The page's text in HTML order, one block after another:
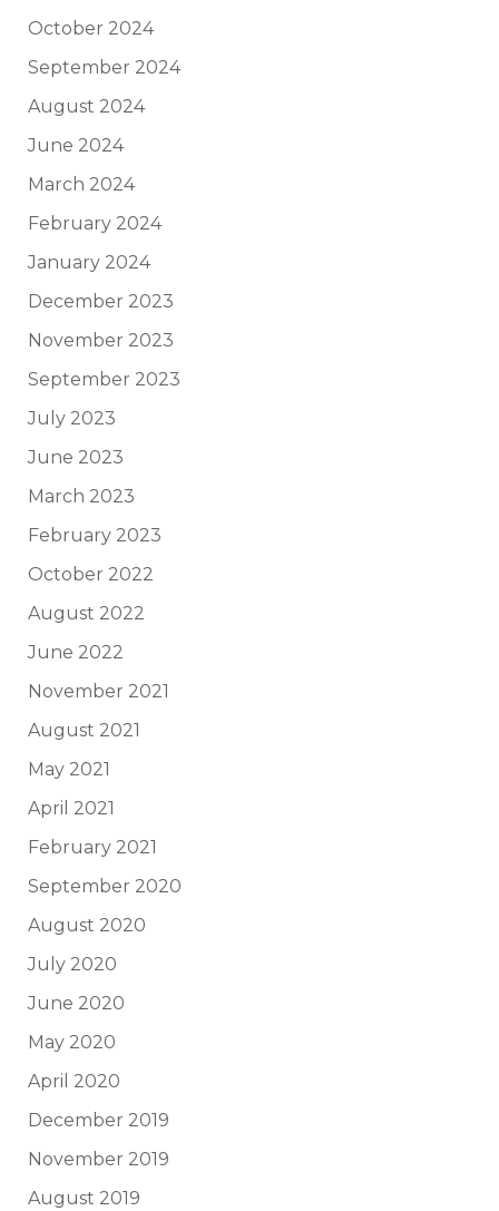
October 2024
September 2024
August 2024
June 2024
March 2024
February 2024
January 2024
December 2023
November 2023
September 2023
July 2023
June 2023
March 2023
February 2023
October 2022
August 2022
June 2022
November 2021
August 2021
May 2021
April 2021
February 2021
September 2020
August 2020
July 2020
June 2020
May 2020
April 2020
December 2019
November 2019
August 2019